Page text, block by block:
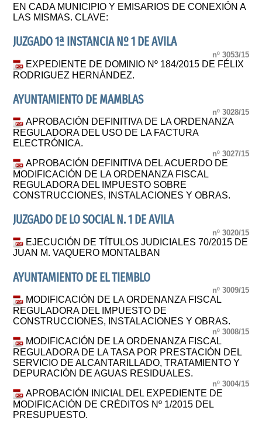
EN CADA MUNICIPIO Y EMISARIOS DE CONEXIÓN A
LAS MISMAS. CLAVE:
JUZGADO 1ª INSTANCIA Nº 1 DE AVILA
nº 3053/15
EXPEDIENTE DE DOMINIO Nº 184/2015 DE FÉLIX
RODRIGUEZ HERNÁNDEZ.
AYUNTAMIENTO DE MAMBLAS
nº 3028/15
APROBACIÓN DEFINITIVA DE LA ORDENANZA
REGULADORA DEL USO DE LA FACTURA
ELECTRÓNICA.
nº 3027/15
APROBACIÓN DEFINITIVA DEL ACUERDO DE
MODIFICACIÓN DE LA ORDENANZA FISCAL
REGULADORA DEL IMPUESTO SOBRE
CONSTRUCCIONES, INSTALACIONES Y OBRAS.
JUZGADO DE LO SOCIAL N. 1 DE AVILA
nº 3020/15
EJECUCIÓN DE TÍTULOS JUDICIALES 70/2015 DE
JUAN M. VAQUERO MONTALBAN
AYUNTAMIENTO DE EL TIEMBLO
nº 3009/15
MODIFICACIÓN DE LA ORDENANZA FISCAL
REGULADORA DEL IMPUESTO DE
CONSTRUCCIONES, INSTALACIONES Y OBRAS.
nº 3008/15
MODIFICACIÓN DE LA ORDENANZA FISCAL
REGULADORA DE LA TASA POR PRESTACIÓN DEL
SERVICIO DE ALCANTARILLADO, TRATAMIENTO Y
DEPURACIÓN DE AGUAS RESIDUALES.
nº 3004/15
APROBACIÓN INICIAL DEL EXPEDIENTE DE
MODIFICACIÓN DE CRÉDITOS Nº 1/2015 DEL
PRESUPUESTO.